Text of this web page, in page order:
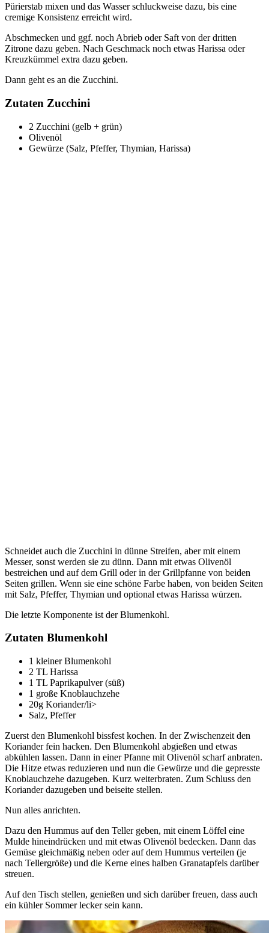
Pürierstab mixen und das Wasser schluckweise dazu, bis eine
cremige Konsistenz erreicht wird.
Abschmecken und ggf. noch Abrieb oder Saft von der dritten
Zitrone dazu geben. Nach Geschmack noch etwas Harissa oder
Kreuzkümmel extra dazu geben.
Dann geht es an die Zucchini.
Zutaten Zucchini
2 Zucchini (gelb + grün)
Olivenöl
Gewürze (Salz, Pfeffer, Thymian, Harissa)
Schneidet auch die Zucchini in dünne Streifen, aber mit einem
Messer, sonst werden sie zu dünn. Dann mit etwas Olivenöl
bestreichen und auf dem Grill oder in der Grillpfanne von beiden
Seiten grillen. Wenn sie eine schöne Farbe haben, von beiden Seiten
mit Salz, Pfeffer, Thymian und optional etwas Harissa würzen.
Die letzte Komponente ist der Blumenkohl.
Zutaten Blumenkohl
1 kleiner Blumenkohl
2 TL Harissa
1 TL Paprikapulver (süß)
1 große Knoblauchzehe
20g Koriander/li>
Salz, Pfeffer
Zuerst den Blumenkohl bissfest kochen. In der Zwischenzeit den
Koriander fein hacken. Den Blumenkohl abgießen und etwas
abkühlen lassen. Dann in einer Pfanne mit Olivenöl scharf anbraten.
Die Hitze etwas reduzieren und nun die Gewürze und die gepresste
Knoblauchzehe dazugeben. Kurz weiterbraten. Zum Schluss den
Koriander dazugeben und beiseite stellen.
Nun alles anrichten.
Dazu den Hummus auf den Teller geben, mit einem Löffel eine
Mulde hineindrücken und mit etwas Olivenöl bedecken. Dann das
Gemüse gleichmäßig neben oder auf dem Hummus verteilen (je
nach Tellergröße) und die Kerne eines halben Granatapfels darüber
streuen.
Auf den Tisch stellen, genießen und sich darüber freuen, dass auch
ein kühler Sommer lecker sein kann.